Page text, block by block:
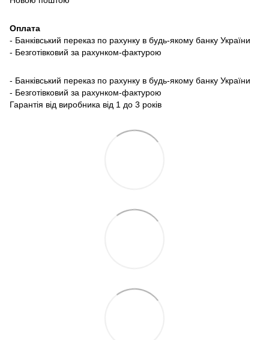
Оплата
- Банківський переказ по рахунку в будь-якому банку України
- Безготівковий за рахунком-фактурою
- Банківський переказ по рахунку в будь-якому банку України
- Безготівковий за рахунком-фактурою
Гарантія від виробника від 1 до 3 років